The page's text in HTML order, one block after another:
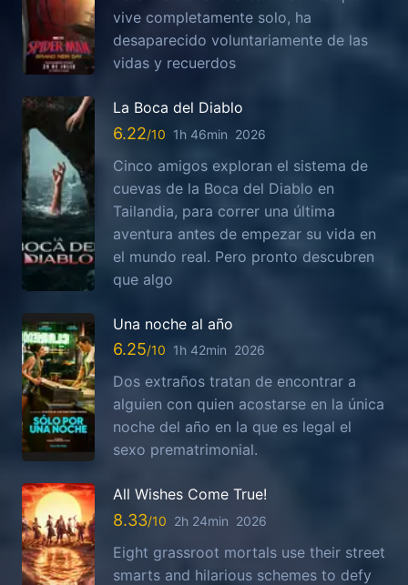
vive completamente solo, ha
desaparecido voluntariamente de las
vidas y recuerdos
La Boca del Diablo
6.22 1h 46min 2026
Cinco amigos exploran el sistema de
cuevas de la Boca del Diablo en
Tailandia, para correr una última
aventura antes de empezar su vida en
el mundo real. Pero pronto descubren
que algo
Una noche al año
6.25 1h 42min 2026
Dos extraños tratan de encontrar a
alguien con quien acostarse en la única
noche del año en la que es legal el
sexo prematrimonial.
All Wishes Come True!
8.33 2h 24min 2026
Eight grassroot mortals use their street
smarts and hilarious schemes to defy